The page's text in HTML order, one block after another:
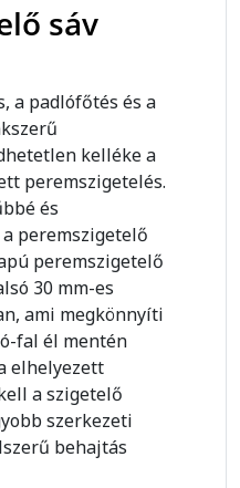
sáv
a padlófőtés és a
kelléke a
peremszigetelés.
és
peremszigetelő
peremszigetelő
30 mm-es
ami megkönnyíti
fal él mentén
elhelyezett
a szigetelő
szerkezeti
behajtás